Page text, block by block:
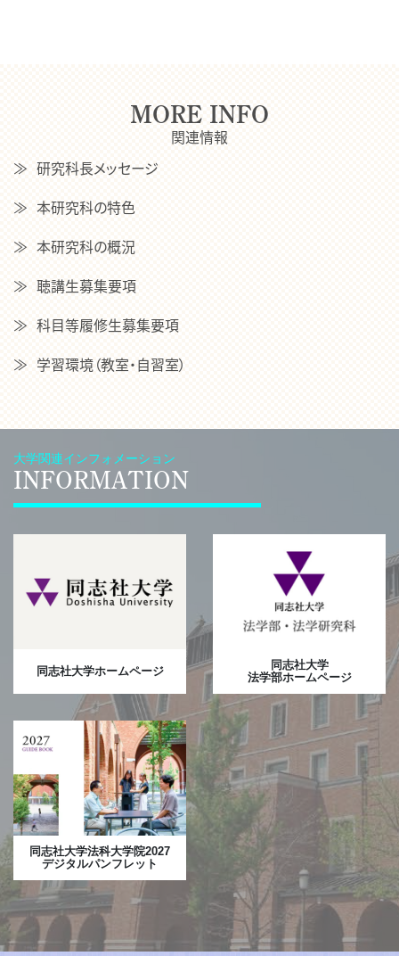
MORE INFO
関連情報
研究科長メッセージ
本研究科の特色
本研究科の概況
聴講生募集要項
科目等履修生募集要項
学習環境（教室・自習室）
大学関連インフォメーション
INFORMATION
同志社大学ホームページ
同志社大学
法学部ホームページ
同志社大学法科大学院2027
デジタルパンフレット